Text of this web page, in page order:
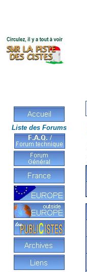
Liste des Forums